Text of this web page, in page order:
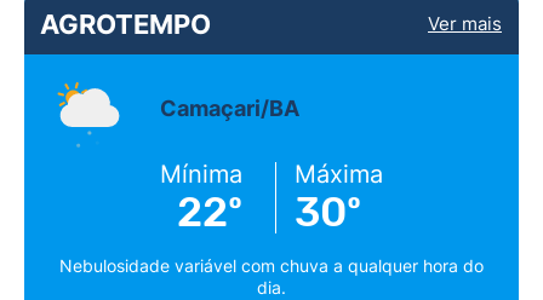
AGROTEMPO Ver mais
Camaçari/BA
Mínima
22º
Máxima
30º
Nebulosidade variável com chuva a qualquer hora do
dia.